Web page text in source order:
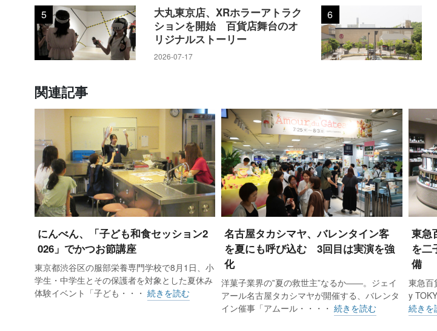
5
大丸東京店、XRホラーアトラク
ションを開始 百貨店舞台のオ
リジナルストーリー
2026-07-17
6
関連記事
にんべん、「子ども和食セッション2
026」でかつお節講座
東京都渋谷区の服部栄養専門学校で8月1日、小
学生・中学生とその保護者を対象とした夏休み
体験イベント「子ども・・・ 続きを読む
名古屋タカシマヤ、バレンタイン客
を夏にも呼び込む 3回目は実演を強
化
洋菓子業界の‟夏の救世主”なるか――。ジェイ
アール名古屋タカシマヤが開催する、バレンタ
イン催事「アムール・・・・続きを読む
東急
を二
備
東急百
y
続きを